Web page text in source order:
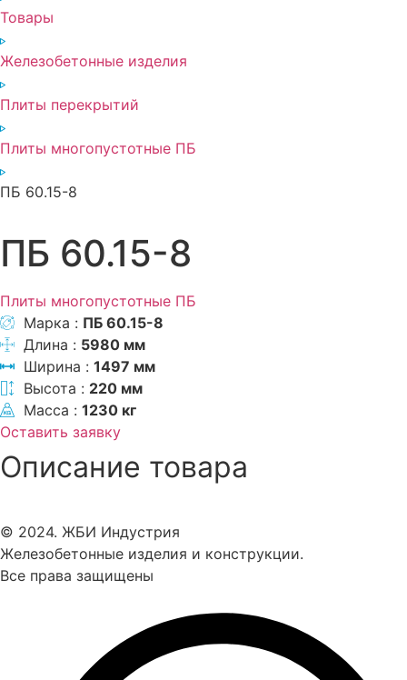
Товары
Железобетонные изделия
Плиты перекрытий
Плиты многопустотные ПБ
ПБ 60.15-8
ПБ 60.15-8
Плиты многопустотные ПБ
Марка : ПБ 60.15-8
Длина : 5980 мм
Ширина : 1497 мм
Высота : 220 мм
Масса : 1230 кг
Оставить заявку
Описание товара
© 2024. ЖБИ Индустрия
Железобетонные изделия и конструкции.
Все права защищены